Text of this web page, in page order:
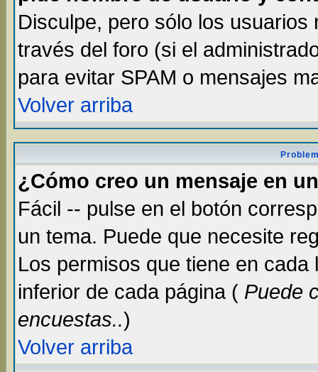
Disculpe, pero sólo los
través del foro (si el
para evitar SPAM o mensajes
Volver arriba
¿Cómo creo un mensaje en
Fácil -- pulse en el botón
un tema. Puede que necesite
Los permisos que tiene en
inferior de cada página ( Puede
encuestas..)
Volver arriba